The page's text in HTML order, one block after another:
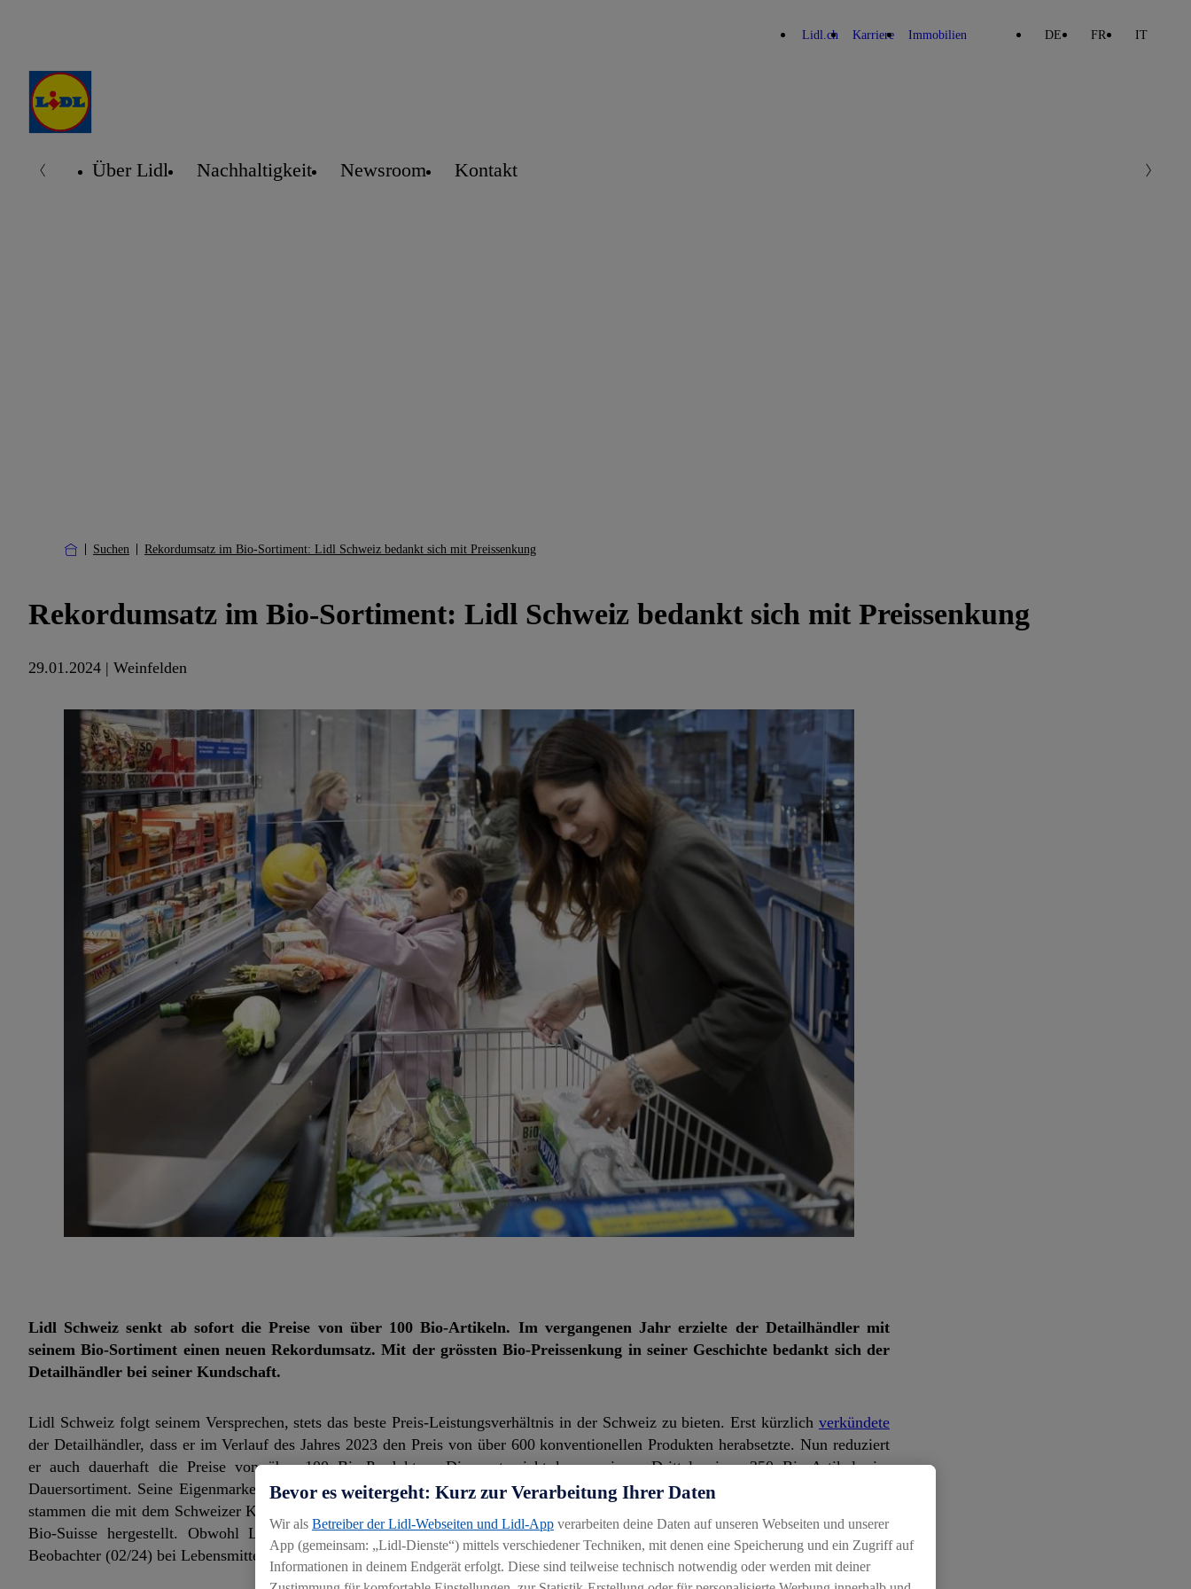
Lidl.ch Karriere Immobilien DE FR IT
Über Lidl Nachhaltigkeit Newsroom Kontakt
Suchen Rekordumsatz im Bio-Sortiment: Lidl Schweiz bedankt sich mit Preissenkung
Rekordumsatz im Bio-Sortiment: Lidl Schweiz bedankt sich mit Preissenkung
29.01.2024 | Weinfelden
Lidl Schweiz senkt ab sofort die Preise von über 100 Bio-Artikeln. Im vergangenen Jahr erzielte der Detailhändler mit
seinem Bio-Sortiment einen neuen Rekordumsatz. Mit der grössten Bio-Preissenkung in seiner Geschichte bedankt sich der
Detailhändler bei seiner Kundschaft.
Lidl Schweiz folgt seinem Versprechen, stets das beste Preis-Leistungsverhältnis in der Schweiz zu bieten. Erst kürzlich verkündete
der Detailhändler, dass er im Verlauf des Jahres 2023 den Preis von über 600 konventionellen Produkten herabsetzte. Nun reduziert
er auch dauerhaft die Preise von über 100 Bio-Produkten. Dies entspricht knapp einem Drittel seiner 350 Bio-Artikeln im
Dauersortiment. Seine Eigenmarkenprodukte mit Bio-Zertifizierung vertreibt Lidl Schweiz unter dem Label «Bio Organic». Davon
stammen die mit dem Schweizer Kreuz gekennzeichneten Produkte aus Schweizer Produktion und werden nach den Richtlinien von
Bio-Suisse hergestellt. Obwohl Lidl Schweiz gemäss Preisvergleichen von den Konsumentenmagazinen K-Tipp (14/23) und
Beobachter (02/24) bei Lebensmitteln in Bio-Qualität bereits vorher am günstigsten war, senkt der Detailhändler weiter seine Preise.
Bevor es weitergeht: Kurz zur Verarbeitung Ihrer Daten
Wir als Betreiber der Lidl-Webseiten und Lidl-App verarbeiten deine Daten auf unseren Webseiten und unserer
App (gemeinsam: „Lidl-Dienste“) mittels verschiedener Techniken, mit denen eine Speicherung und ein Zugriff auf
Informationen in deinem Endgerät erfolgt. Diese sind teilweise technisch notwendig oder werden mit deiner